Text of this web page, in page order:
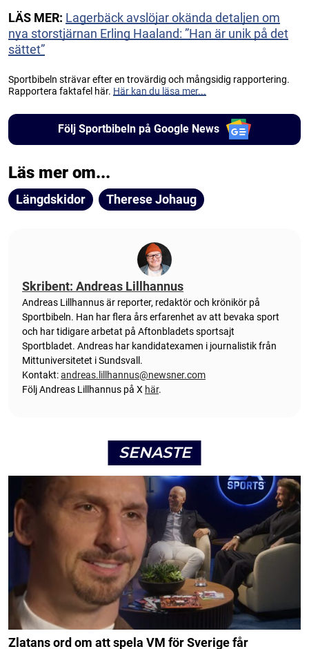
LÄS MER: Lagerbäck avslöjar okända detaljen om
nya storstjärnan Erling Haaland: ”Han är unik på det
sättet”
Sportbibeln strävar efter en trovärdig och mångsidig rapportering.
Rapportera faktafel här. Här kan du läsa mer...
Följ Sportbibeln på Google News
Läs mer om...
Längdskidor Therese Johaug
Skribent: Andreas Lillhannus
Andreas Lillhannus är reporter, redaktör och krönikör på
Sportbibeln. Han har flera års erfarenhet av att bevaka sport
och har tidigare arbetat på Aftonbladets sportsajt
Sportbladet. Andreas har kandidatexamen i journalistik från
Mittuniversitetet i Sundsvall.
Kontakt:andreas.lillhannus@newsner.com
Följ Andreas Lillhannus på X här.
SENASTE
Zlatans ord om att spela VM för Sverige får